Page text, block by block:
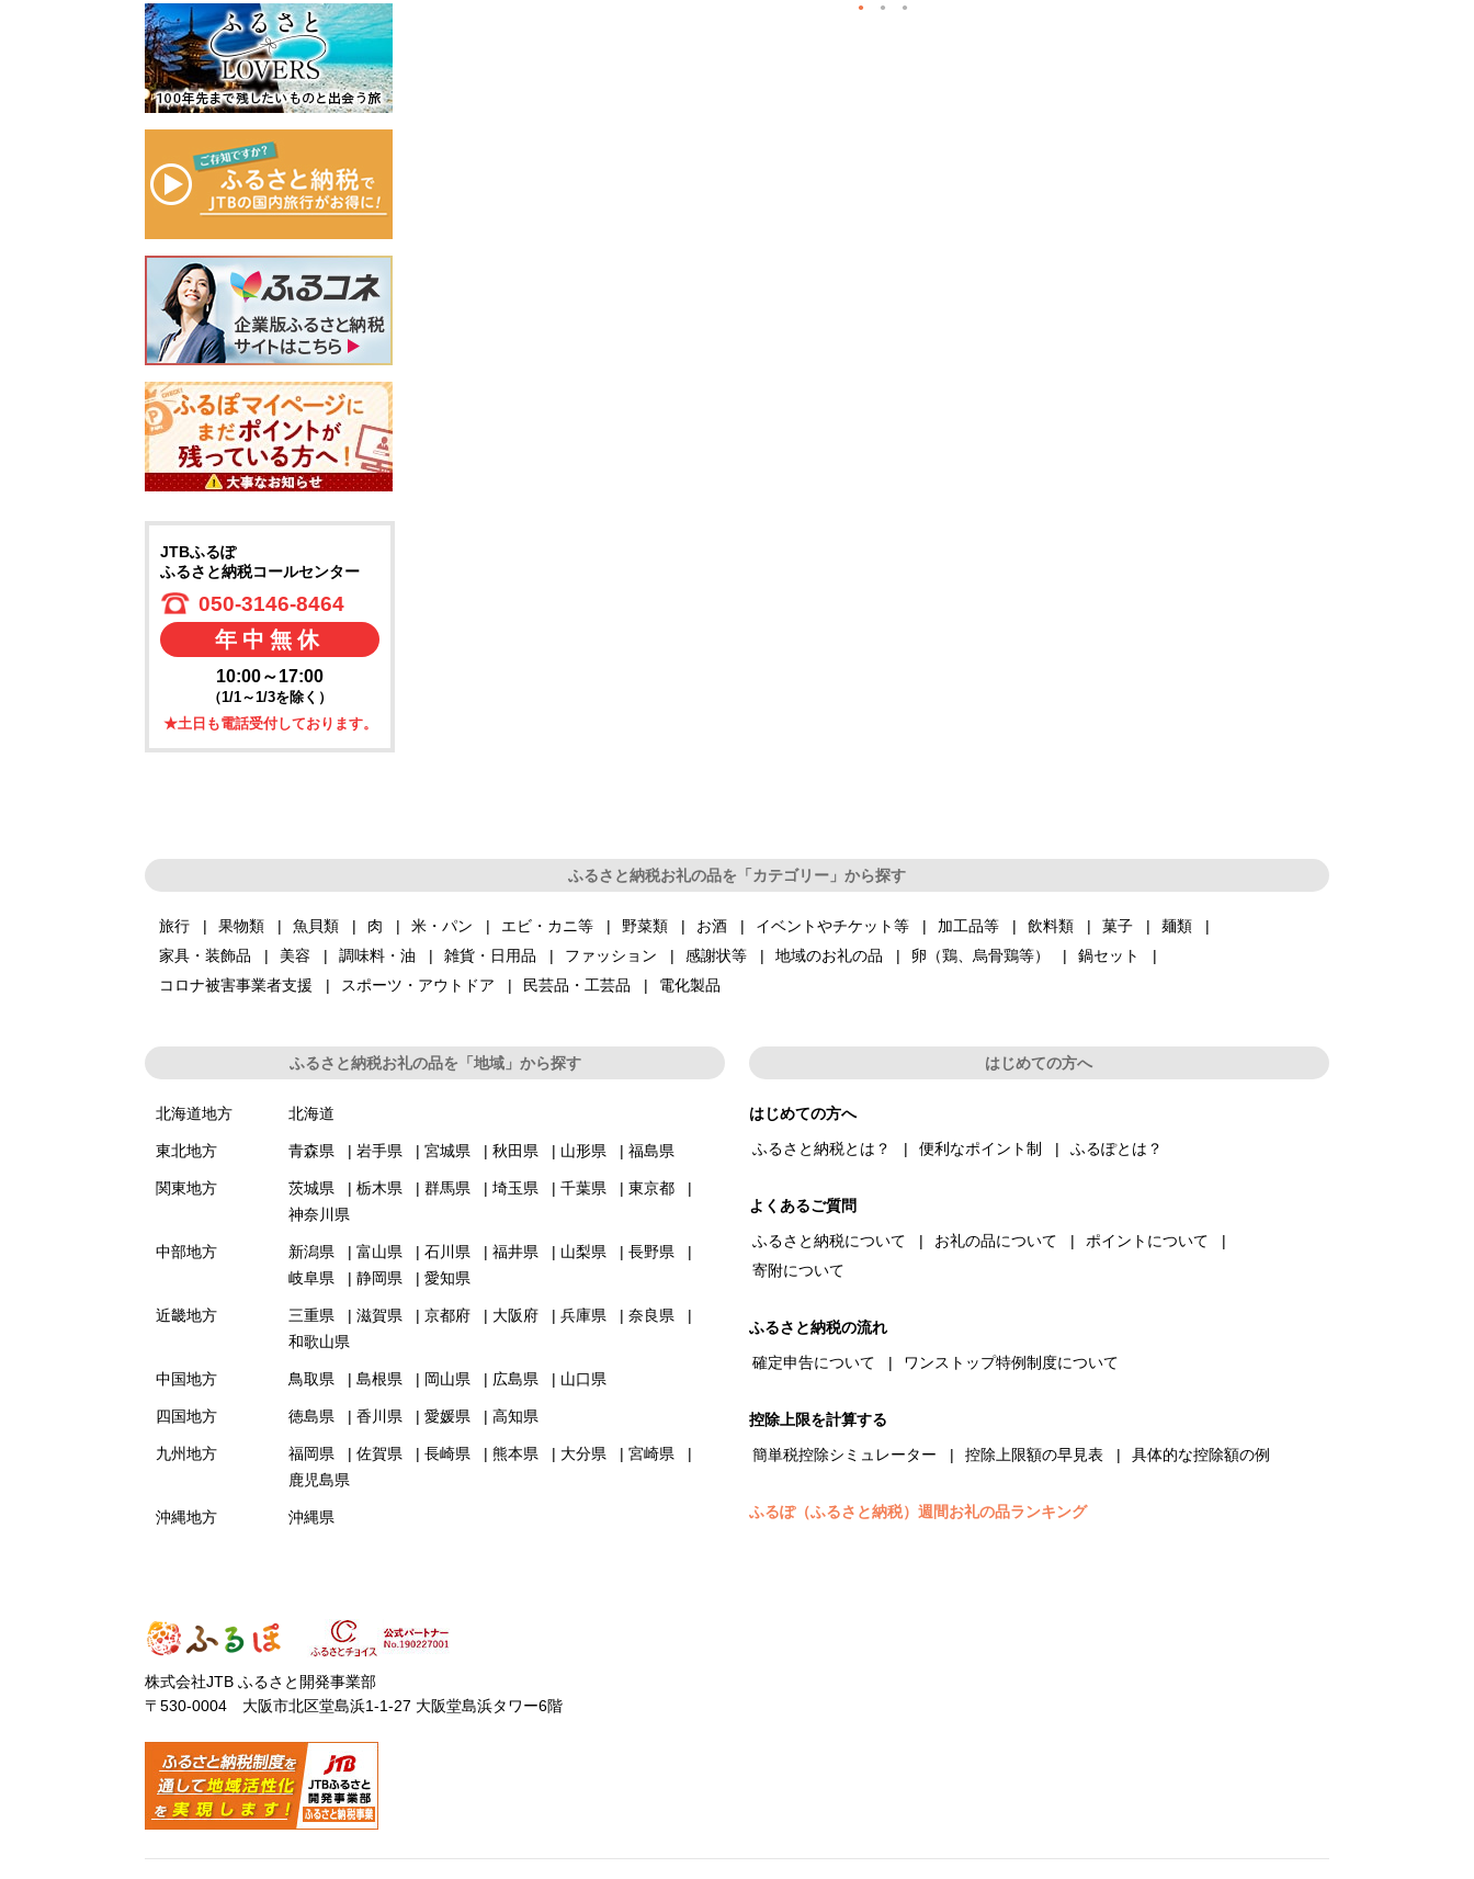
ン通り」と名付け、キャラ
クターのブロンズ像やカラ
ーオブジェが点在するなど
「名探偵コナンに会えるま
ち」づくりを進めていま
町を応援していただけるみ
なさまと一緒に持続可能な
まちづくりを進めていきま
みなさまの応援をよろしく
JTBふるぽ
ふるさと納税コールセンター
050-3146-8464
年中無休
10:00～17:00
（1/1～1/3を除く）
★土日も電話受付しております。
ふるさと納税お礼の品を「カテゴリー」から探す
旅行 果物類 魚貝類 肉 米・パン エビ・カニ等 野菜類 お酒 イベントやチケット等 加工品等 飲料類 菓子
麺類
家具・装飾品
美容 調味料・油 雑貨・日用品 ファッション 感謝状等 地域のお礼の品 卵（鶏、烏骨鶏等）
鍋セット
コロナ被害事業者支援
スポーツ・アウトドア 民芸品・工芸品 電化製品
ふるさと納税お礼の品を「地域」から探す
北海道地方 北海道
東北地方 青森県 岩手県 宮城県 秋田県 山形県 福島県
関東地方 茨城県 栃木県 群馬県 埼玉県 千葉県
東京都
神奈川県
中部地方 新潟県 富山県 石川県 福井県 山梨県
長野県
岐阜県
静岡県 愛知県
近畿地方 三重県 滋賀県 京都府 大阪府 兵庫県
奈良県
和歌山県
中国地方 鳥取県 島根県 岡山県 広島県 山口県
四国地方 徳島県 香川県 愛媛県 高知県
九州地方 福岡県 佐賀県 長崎県 熊本県 大分県
宮崎県
鹿児島県
沖縄地方 沖縄県
はじめての方へ
はじめての方へ
ふるさと納税とは？
便利なポイント制 ふるぽとは？
よくあるご質問
ふるさと納税について
お礼の品について
ポイントについて
寄附について
ふるさと納税の流れ
確定申告について
ワンストップ特例制度について
控除上限を計算する
簡単税控除シミュレーター
控除上限額の早見表 具体的な控除額の例
ふるぽ（ふるさと納税）週間お礼の品ランキング
株式会社JTB ふるさと開発事業部
〒530-0004 大阪市北区堂島浜1-1-27 大阪堂島浜タワー6階